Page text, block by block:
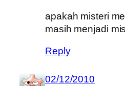
apakah misteri
masih menjadi
Reply
02/12/2010